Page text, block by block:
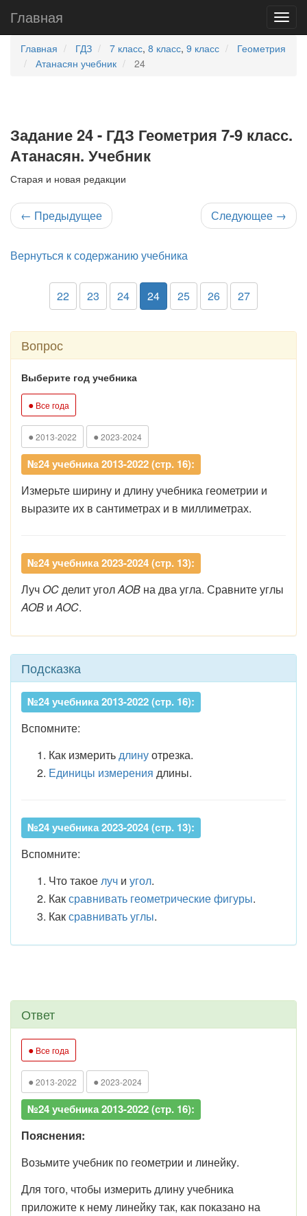
Главная
Главная ГДЗ 7 класс, 8 класс, 9 класс
Геометрия
Атанасян учебник
24
Задание 24 - ГДЗ Геометрия 7-9 класс.
Атанасян. Учебник
Старая и новая редакции
← Предыдущее Следующее →
Вернуться к содержанию учебника
22 23 24 24 25 26 27
Вопрос
Выберите год учебника
● Все года
● 2013-2022 ● 2023-2024
№24 учебника 2013-2022 (стр. 16):
Измерьте ширину и длину учебника геометрии и
выразите их в сантиметрах и в миллиметрах.
№24 учебника 2023-2024 (стр. 13):
Луч OCделит уголAOB на два угла. Сравните углы
AOB иAOC.
Подсказка
№24 учебника 2013-2022 (стр. 16):
Вспомните:
Как измеритьдлинуотрезка.
Единицы измерения длины.
№24 учебника 2023-2024 (стр. 13):
Вспомните:
Что такоелуч и угол.
Каксравнивать геометрические фигуры.
Каксравнивать углы.
Ответ
● Все года
● 2013-2022 ● 2023-2024
№24 учебника 2013-2022 (стр. 16):
Пояснения:
Возьмите учебник по геометрии и линейку.
Для того, чтобы измерить длину учебника
приложите к нему линейку так, как показано на